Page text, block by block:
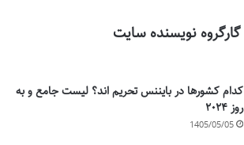
گارگروه نویسنده سایت
کدام کشورها در بایننس تحریم اند؟ لیست جامع و به
روز ۲۰۲۴
1405/05/05